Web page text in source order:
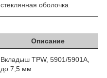
стеклянная оболочка
Описание
Вкладыш TPW, 5901/5901A,
до 7,5 мм